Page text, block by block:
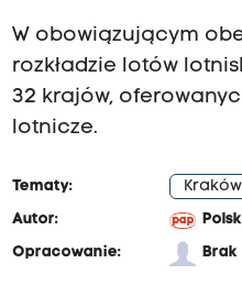
W obowiązującym
rozkładzie lotów
32 krajów,
lotnicze.
Tematy:
Autor:
Opracowanie: